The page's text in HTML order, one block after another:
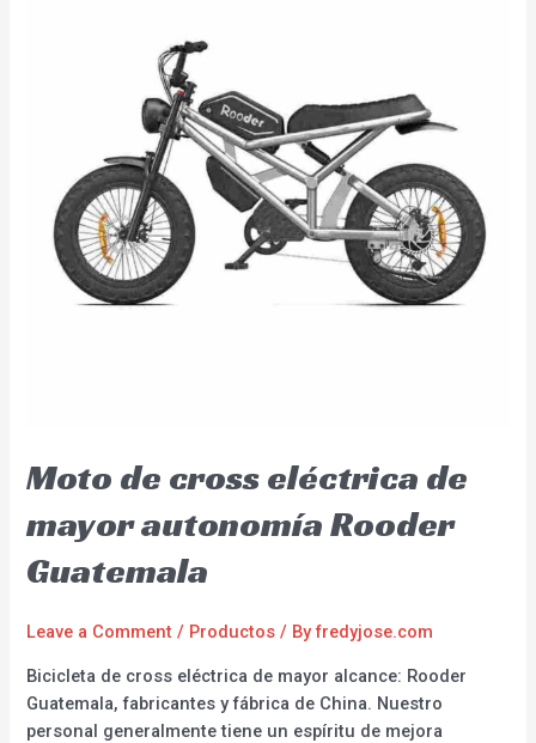
Moto de cross eléctrica de
mayor autonomía Rooder
Guatemala
Leave a Comment / Productos / Byfredyjose.com
Bicicleta de cross eléctrica de mayor alcance: Rooder
Guatemala, fabricantes y fábrica de China. Nuestro
personal generalmente tiene un espíritu de mejora